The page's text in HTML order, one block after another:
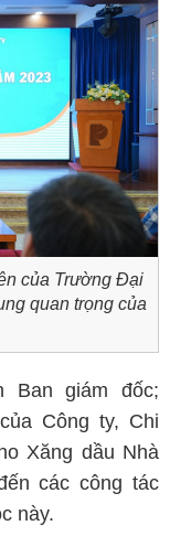
của Trường Đại
quan trọng của
Ban giám đốc;
Công ty, Chi
Xăng dầu Nhà
các công tác
này.